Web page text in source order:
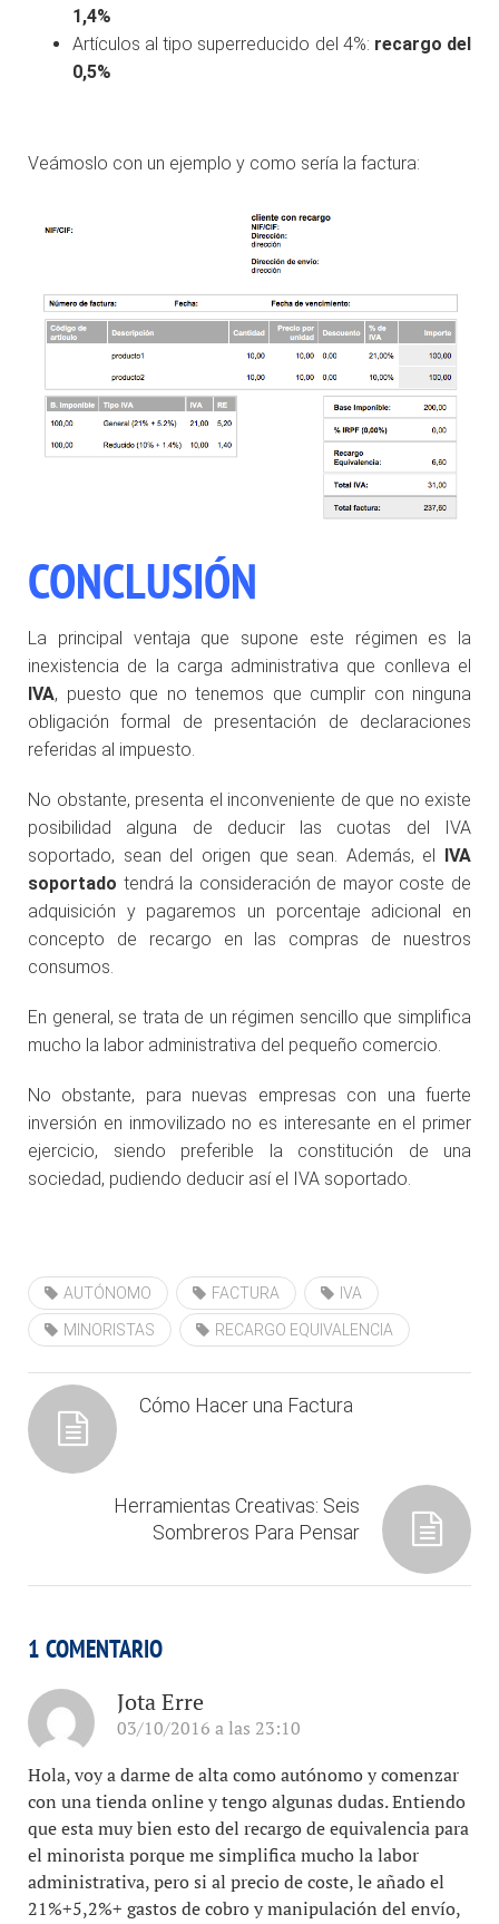
1,4%
Artículos al tipo superreducido del 4%: recargo del
0,5%
Veámoslo con un ejemplo y como sería la factura:
CONCLUSIÓN
La principal ventaja que supone este régimen es la
inexistencia de la carga administrativa que conlleva el
IVA, puesto que no tenemos que cumplir con ninguna
obligación formal de presentación de declaraciones
referidas al impuesto.
No obstante, presenta el inconveniente de que no existe
posibilidad alguna de deducir las cuotas del IVA
soportado, sean del origen que sean. Además, el IVA
soportado tendrá la consideración de mayor coste de
adquisición y pagaremos un porcentaje adicional en
concepto de recargo en las compras de nuestros
consumos.
En general, se trata de un régimen sencillo que simplifica
mucho la labor administrativa del pequeño comercio.
No obstante, para nuevas empresas con una fuerte
inversión en inmovilizado no es interesante en el primer
ejercicio, siendo preferible la constitución de una
sociedad, pudiendo deducir así el IVA soportado.
AUTÓNOMO FACTURA IVA
MINORISTAS RECARGO EQUIVALENCIA
Cómo Hacer una Factura
Herramientas Creativas: Seis
Sombreros Para Pensar
1 COMENTARIO
Jota Erre
03/10/2016 a las 23:10
Hola, voy a darme de alta como autónomo y comenzar
con una tienda online y tengo algunas dudas. Entiendo
que esta muy bien esto del recargo de equivalencia para
el minorista porque me simplifica mucho la labor
administrativa, pero si al precio de coste, le añado el
21%+5,2%+ gastos de cobro y manipulación del envío,